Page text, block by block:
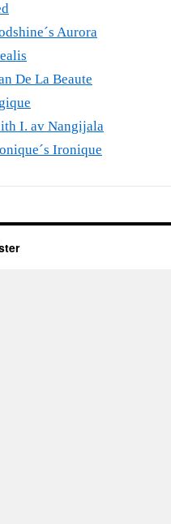
Aurora
De La Beaute
I. av Nangijala
Ironique